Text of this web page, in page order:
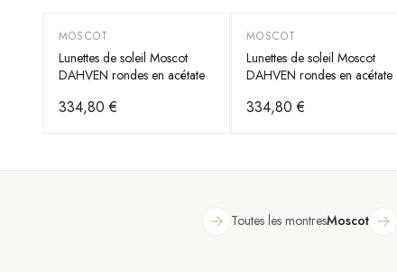
MOSCOT
Lunettes de soleil Moscot
DAHVEN rondes en acétate
334,80 €
MOSCOT
Lunettes de soleil Moscot
DAHVEN rondes en acétate
334,80 €
Toutes les montresMoscot